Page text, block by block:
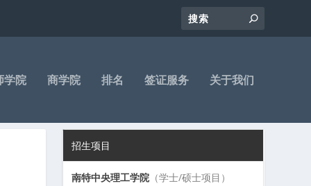
学院 商学院 排名 签证服务 关于我们
招生项目
南特中央理工学院 （学士/硕士项目）